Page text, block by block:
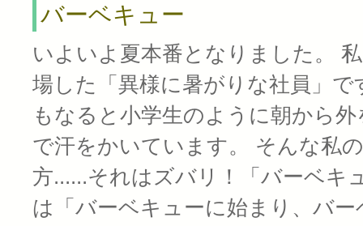
バーベキュー
いよいよ夏本番となりました。
場した「異様に暑がりな社員」
もなると小学生のように朝から
で汗をかいています。 そんな私
方......それはズバリ！「バーベキ
は「バーベキューに始まり、バ